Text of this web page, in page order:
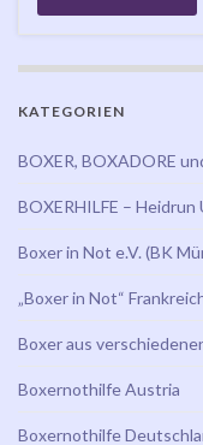
KATEGORIEN
BOXER, BOXADORE
BOXERHILFE –
Boxer in Not e.V. (BK
„Boxer in Not“
Boxer aus
Boxernothilfe Austria
Boxernothilfe